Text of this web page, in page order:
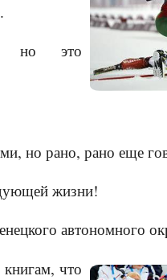
но это
но рано, рано еще
жизни!
автономного
что